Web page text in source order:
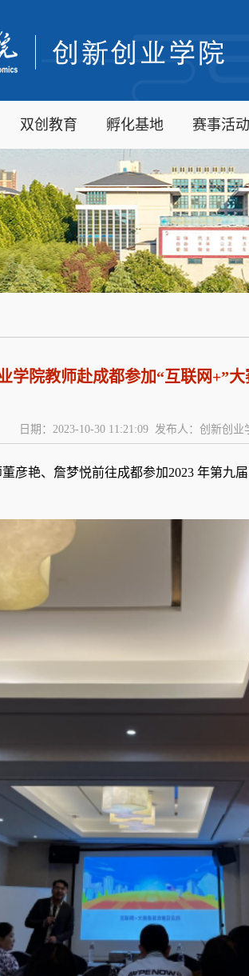
双创教育 孵化基地 赛事活动
学院教师赴成都参加“互联网+”
日期：2023-10-30 11:21:09 发布人：创新创业
董彦艳、詹梦悦前往成都参加2023 年第九